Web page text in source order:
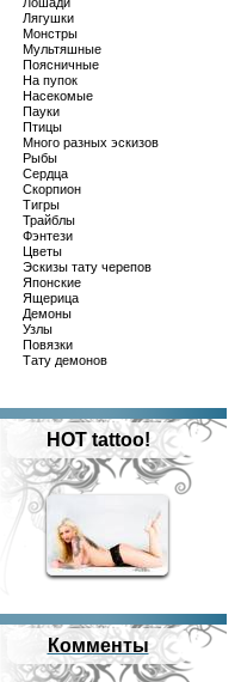
Лягушки
Монстры
Мультяшные
Поясничные
На пупок
Насекомые
Пауки
Птицы
Много разных эскизов
Рыбы
Сердца
Скорпион
Тигры
Трайблы
Фэнтези
Цветы
Эскизы тату черепов
Японские
Ящерица
Демоны
Узлы
Повязки
Тату демонов
HOT tattoo!
Комменты